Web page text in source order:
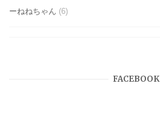
ーねねちゃん (6)
FACEBOOK